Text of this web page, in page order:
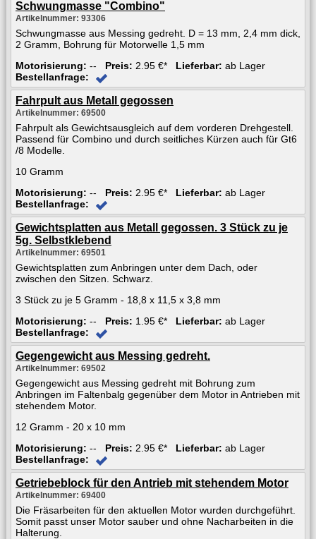
Schwungmasse "Combino"
Artikelnummer: 93306
Schwungmasse aus Messing gedreht. D = 13 mm, 2,4 mm dick,
2 Gramm, Bohrung für Motorwelle 1,5 mm
Motorisierung: -- Preis: 2.95 €* Lieferbar: ab Lager
Bestellanfrage:
Fahrpult aus Metall gegossen
Artikelnummer: 69500
Fahrpult als Gewichtsausgleich auf dem vorderen Drehgestell.
Passend für Combino und durch seitliches Kürzen auch für Gt6
/8 Modelle.
10 Gramm
Motorisierung: -- Preis: 2.95 €* Lieferbar: ab Lager
Bestellanfrage:
Gewichtsplatten aus Metall gegossen. 3 Stück zu je
5g. Selbstklebend
Artikelnummer: 69501
Gewichtsplatten zum Anbringen unter dem Dach, oder
zwischen den Sitzen. Schwarz.
3 Stück zu je 5 Gramm - 18,8 x 11,5 x 3,8 mm
Motorisierung: -- Preis: 1.95 €* Lieferbar: ab Lager
Bestellanfrage:
Gegengewicht aus Messing gedreht.
Artikelnummer: 69502
Gegengewicht aus Messing gedreht mit Bohrung zum
Anbringen im Faltenbalg gegenüber dem Motor in Antrieben mit
stehendem Motor.
12 Gramm - 20 x 10 mm
Motorisierung: -- Preis: 2.95 €* Lieferbar: ab Lager
Bestellanfrage:
Getriebeblock für den Antrieb mit stehendem Motor
Artikelnummer: 69400
Die Fräsarbeiten für den aktuellen Motor wurden durchgeführt.
Somit passt unser Motor sauber und ohne Nacharbeiten in die
Halterung.